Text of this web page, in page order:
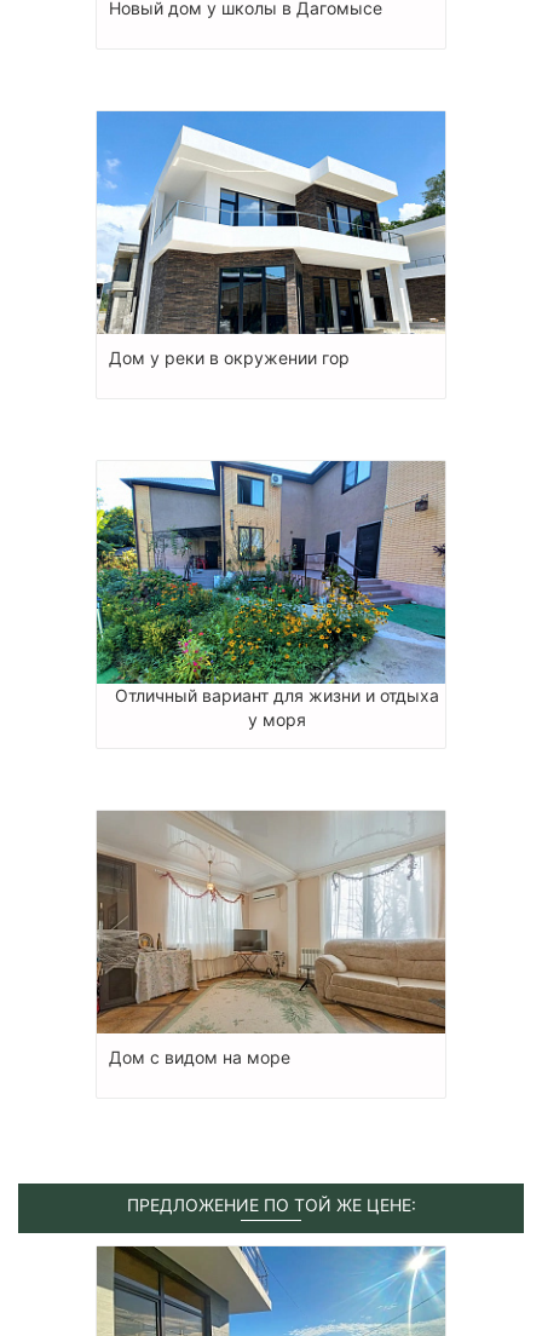
Новый дом у школы в Дагомысе
Дом у реки в окружении гор
Отличный вариант для жизни и отдыха
у моря
Дом с видом на море
ПРЕДЛОЖЕНИЕ ПО ТОЙ ЖЕ ЦЕНЕ: